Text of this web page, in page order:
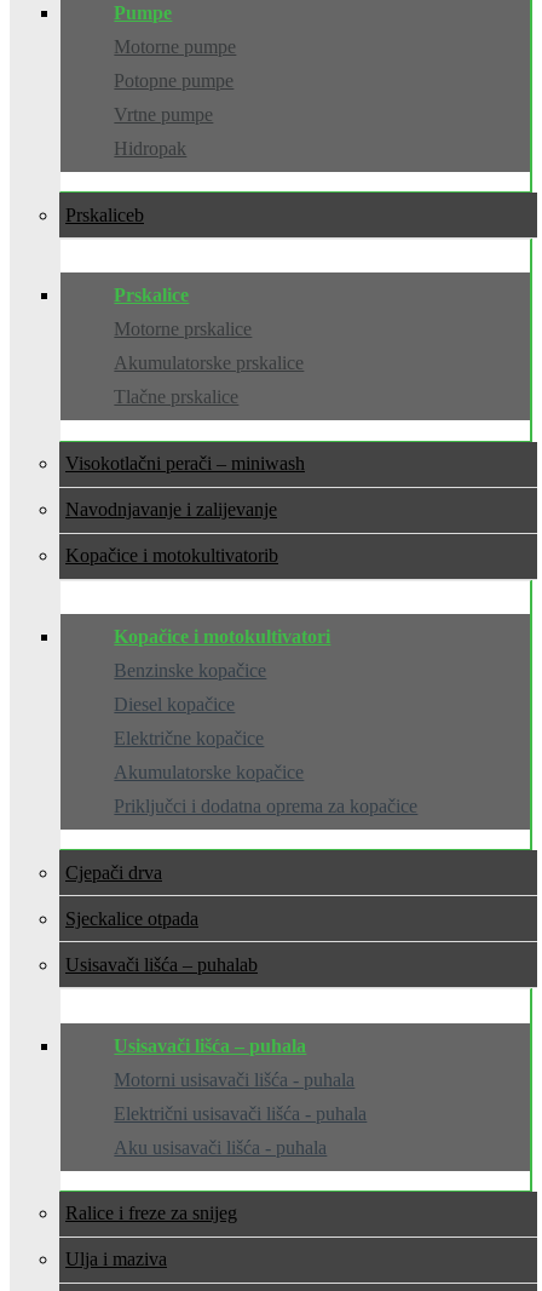
Pumpe
Motorne pumpe
Potopne pumpe
Vrtne pumpe
Hidropak
Prskalice
Prskalice
Motorne prskalice
Akumulatorske prskalice
Tlačne prskalice
Visokotlačni perači – miniwash
Navodnjavanje i zalijevanje
Kopačice i motokultivatori
Kopačice i motokultivatori
Benzinske kopačice
Diesel kopačice
Električne kopačice
Akumulatorske kopačice
Priključci i dodatna oprema za kopačice
Cjepači drva
Sjeckalice otpada
Usisavači lišća – puhala
Usisavači lišća – puhala
Motorni usisavači lišća - puhala
Električni usisavači lišća - puhala
Aku usisavači lišća - puhala
Ralice i freze za snijeg
Ulja i maziva